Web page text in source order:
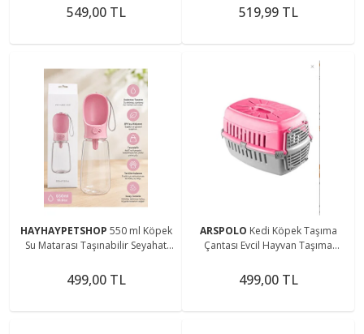
549,00 TL 519,99 TL
HAYHAYPETSHOP 550 ml Köpek
Su Matarası Taşınabilir Seyahat
Kabı
499,00 TL
ARSPOLO Kedi Köpek Taşıma
Çantası Evcil Hayvan Taşıma
499,00 TL